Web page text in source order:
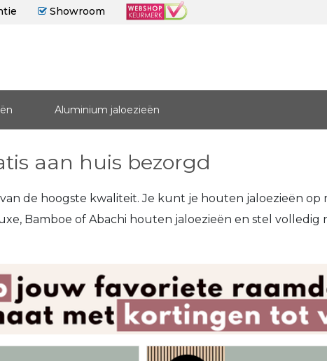
Showroom
Aluminium jaloezieën
aan huis bezorgd
de hoogste kwaliteit. Je kunt je houten jaloezieën
Bamboe of Abachi houten jaloezieën en stel volledig